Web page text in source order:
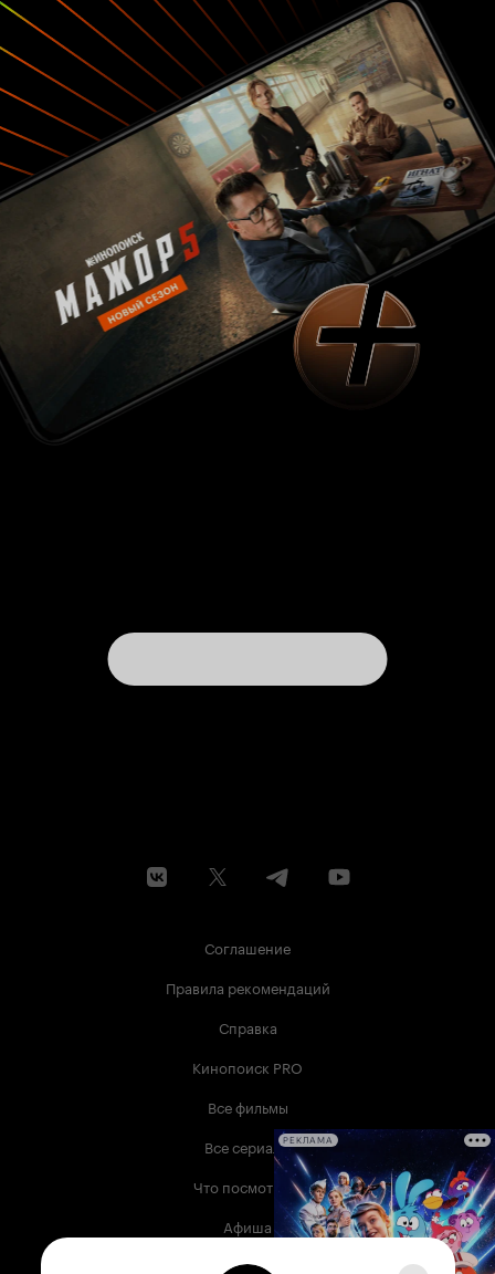
Соглашение
Правила рекомендаций
Справка
Кинопоиск PRO
Все фильмы
Все сериалы
Что посмотреть
Афиша
Музыка
РЕКЛАМА